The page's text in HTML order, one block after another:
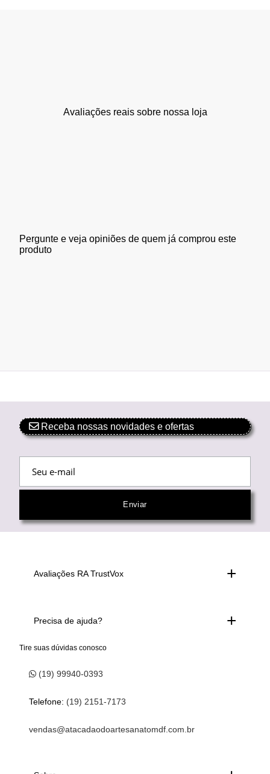
Avaliações reais sobre nossa loja
Pergunte e veja opiniões de quem já comprou este
produto
Receba nossas novidades e ofertas
Avaliações RA TrustVox
Precisa de ajuda?
Tire suas dúvidas conosco
(19) 99940-0393
Telefone: (19) 2151-7173
vendas@atacadaodoartesanatomdf.com.br